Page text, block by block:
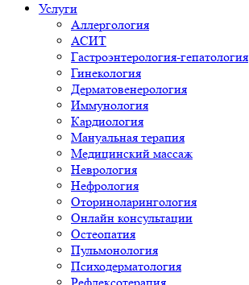
Услуги
Аллергология
АСИТ
Гастроэнтерология-гепатология
Гинекология
Дерматовенерология
Иммунология
Кардиология
Мануальная терапия
Медицинский массаж
Неврология
Нефрология
Оториноларингология
Онлайн консультации
Остеопатия
Пульмонология
Психодерматология